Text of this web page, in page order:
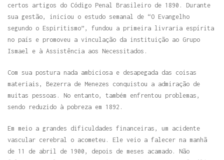
certos artigos do Código Penal Brasileiro de 1890. Durante
sua gestão, iniciou o estudo semanal de “O Evangelho
segundo o Espiritismo”, fundou a primeira livraria espírita
no país e promoveu a vinculação da instituição ao Grupo
Ismael e à Assistência aos Necessitados.
Com sua postura nada ambiciosa e desapegada das coisas
materiais, Bezerra de Menezes conquistou a admiração de
muitas pessoas. No entanto, também enfrentou problemas,
sendo reduzido à pobreza em 1892.
Em meio a grandes dificuldades financeiras, um acidente
vascular cerebral o acometeu. Ele veio a falecer na manhã
de 11 de abril de 1900, depois de meses acamado. Não